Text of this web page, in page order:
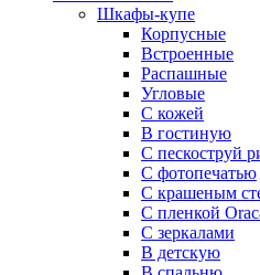
Шкафы-купе
Корпусные
Встроенные
Распашные
Угловые
С кожей
В гостиную
С пескоструй
С фотопечатью
С крашеным
С пленкой
С зеркалами
В детскую